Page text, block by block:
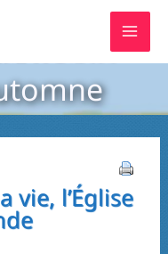
vie, l’Église